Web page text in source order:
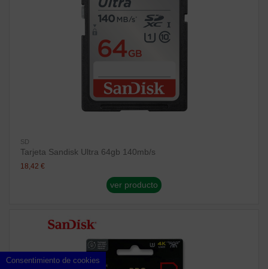
SD
Tarjeta Sandisk Ultra 64gb 140mb/s
18,42 €
ver producto
Consentimiento de cookies